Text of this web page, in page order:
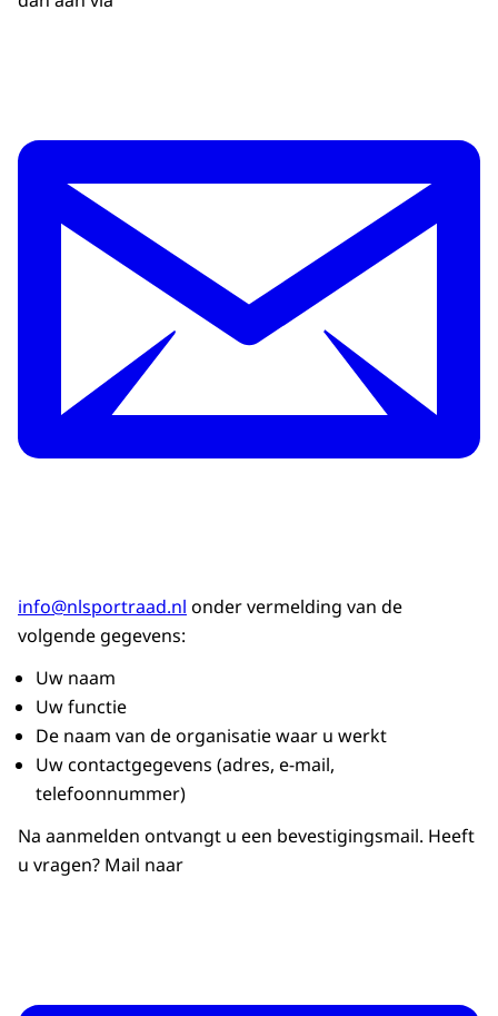
info@nlsportraad.nl onder vermelding van de
volgende gegevens:
Uw naam
Uw functie
De naam van de organisatie waar u werkt
Uw contactgegevens (adres, e-mail,
telefoonnummer)
Na aanmelden ontvangt u een bevestigingsmail. Heeft
u vragen? Mail naar